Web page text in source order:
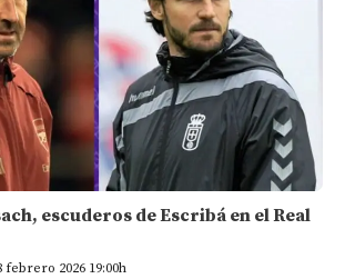
escuderos de Escribá en el Real
febrero 2026 19:00h